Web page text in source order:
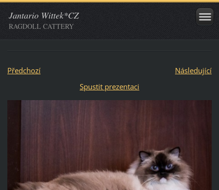
Jantario Wittek*CZ
RAGDOLL CATTERY
Předchozí
Následující
Spustit prezentaci